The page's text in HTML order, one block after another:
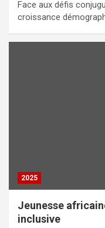
Face aux défis
croissance
2025
Jeunesse
inclusive